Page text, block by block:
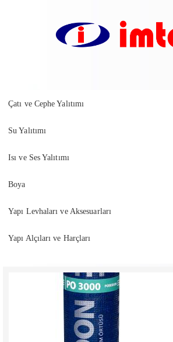
Çatı ve Cephe Yalıtımı
Su Yalıtımı
Isı ve Ses Yalıtımı
Boya
Yapı Levhaları ve Aksesuarları
Yapı Alçıları ve Harçları